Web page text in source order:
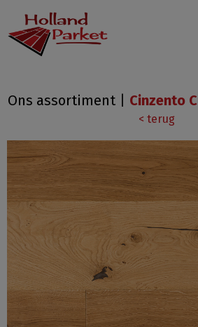
Eiken
/
vintage
pure
geolied
Ons assortiment
< terug